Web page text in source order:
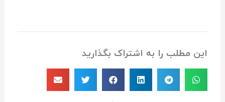
این مطلب را به اشتراک بگذارید